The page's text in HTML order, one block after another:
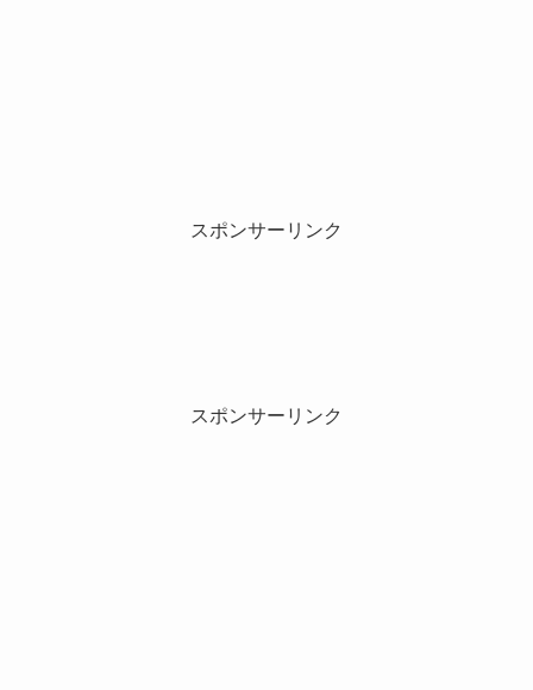
スポンサーリンク
スポンサーリンク